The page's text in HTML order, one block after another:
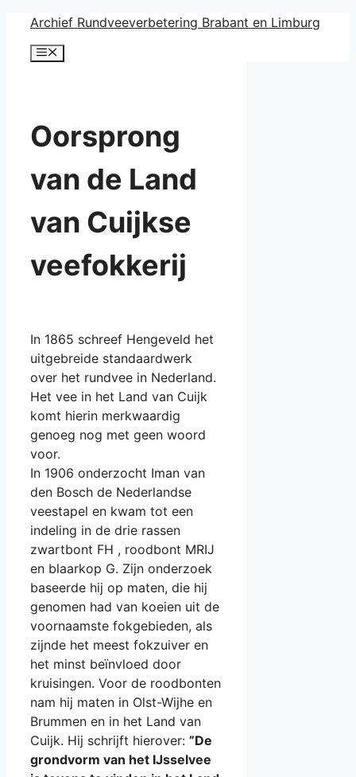
naar
Archief Rundveeverbetering Brabant en Limburg
Menu
Oorsprong
van de Land
van Cuijkse
veefokkerij
In 1865 schreef Hengeveld het
uitgebreide standaardwerk
over het rundvee in Nederland.
Het vee in het Land van Cuijk
komt hierin merkwaardig
genoeg nog met geen woord
voor.
In 1906 onderzocht Iman van
den Bosch de Nederlandse
veestapel en kwam tot een
indeling in de drie rassen
zwartbont FH , roodbont MRIJ
en blaarkop G. Zijn onderzoek
baseerde hij op maten, die hij
genomen had van koeien uit de
voornaamste fokgebieden, als
zijnde het meest fokzuiver en
het minst beïnvloed door
kruisingen. Voor de roodbonten
nam hij maten in Olst-Wijhe en
Brummen en in het Land van
Cuijk. Hij schrijft hierover: ”De
grondvorm van het IJsselvee